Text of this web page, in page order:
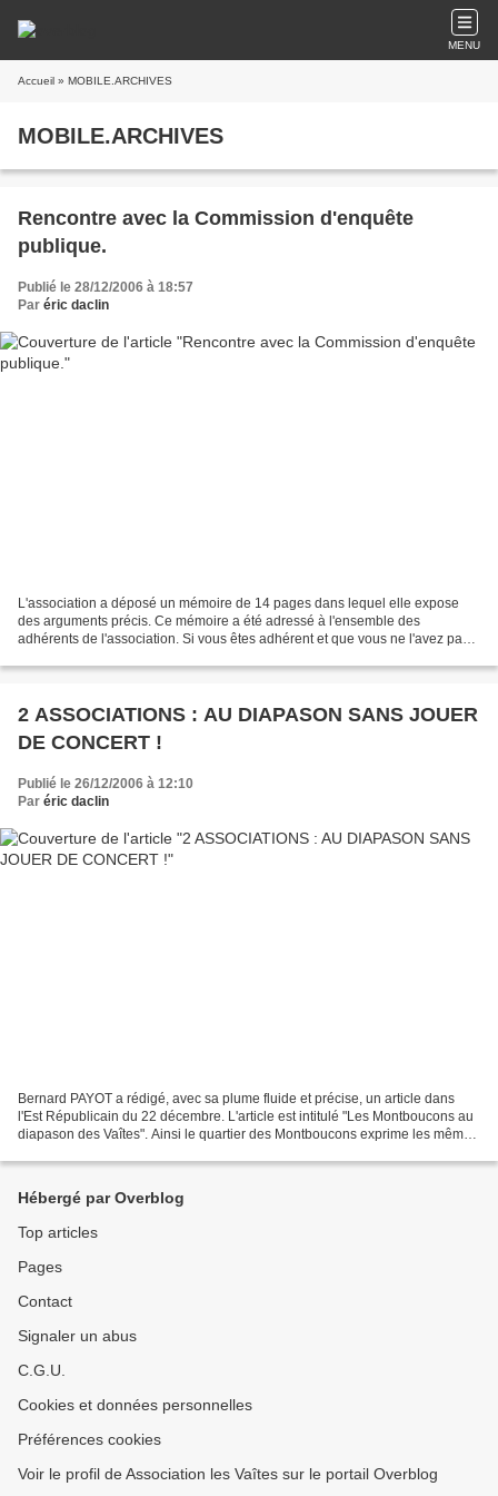
MENU
Accueil » MOBILE.ARCHIVES
MOBILE.ARCHIVES
Rencontre avec la Commission d'enquête
publique.
Publié le 28/12/2006 à 18:57
Par éric daclin
L'association a déposé un mémoire de 14 pages dans lequel elle expose
des arguments précis. Ce mémoire a été adressé à l'ensemble des
adhérents de l'association. Si vous êtes adhérent et que vous ne l'avez pas
2 ASSOCIATIONS : AU DIAPASON SANS JOUER
DE CONCERT !
Publié le 26/12/2006 à 12:10
Par éric daclin
Bernard PAYOT a rédigé, avec sa plume fluide et précise, un article dans
l'Est Républicain du 22 décembre. L'article est intitulé "Les Montboucons au
diapason des Vaîtes". Ainsi le quartier des Montboucons exprime les mêmes
Hébergé par Overblog
Top articles
Pages
Contact
Signaler un abus
C.G.U.
Cookies et données personnelles
Préférences cookies
Voir le profil de Association les Vaîtes sur le portail Overblog